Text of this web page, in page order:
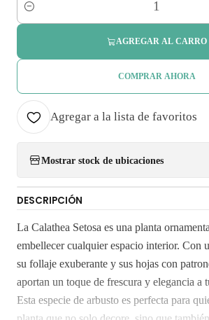
Cantidad
AGREGAR AL CARRO
COMPRAR AHORA
Agregar a la lista de favoritos
Mostrar stock de ubicaciones
DESCRIPCIÓN
La Calathea Setosa es una planta
embellecer cualquier espacio interior. Con
su follaje exuberante y sus hojas con
aportan un toque de frescura y elegancia a
Esta especie de arbusto es perfecta para